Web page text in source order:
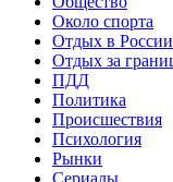
Около спорта
Отдых в России
Отдых за
ПДД
Политика
Происшествия
Психология
Рынки